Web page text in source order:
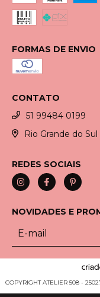
FORMAS DE ENVIO
CONTATO
51 99484 0199
Rio Grande do Sul
REDES SOCIAIS
NOVIDADES E
COPYRIGHT ATELIER 508 -